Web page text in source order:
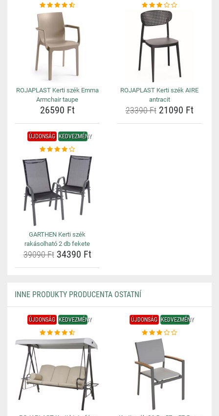
ROJAPLAST Kerti szék Emma
Armchair taupe
26590 Ft
ROJAPLAST Kerti szék AIRE
antracit
23390 Ft21090 Ft
ÚJDONSÁG KEDVEZMÉNY
GARTHEN Kerti szék
rakásolható 2 db fekete
39090 Ft34390 Ft
INNE PRODUKTY PRODUCENTA OSTATNÍ
ÚJDONSÁG KEDVEZMÉNY ÚJDONSÁG KEDVEZMÉNY